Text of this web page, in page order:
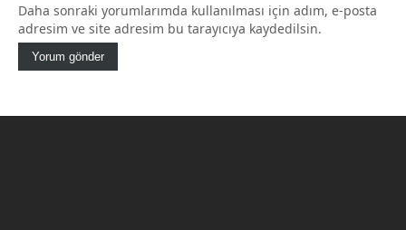
Daha sonraki yorumlarımda kullanılması için adım, e-posta
adresim ve site adresim bu tarayıcıya kaydedilsin.